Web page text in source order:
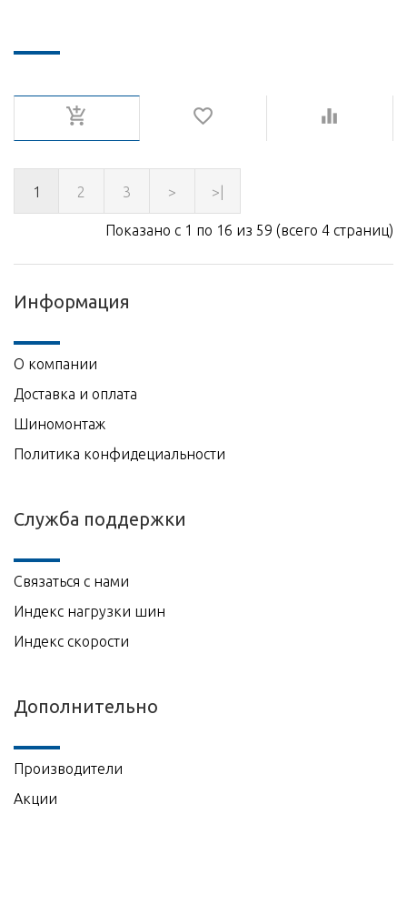
1 2 3 > >|
Показано с 1 по 16 из 59 (всего 4 страниц)
Информация
О компании
Доставка и оплата
Шиномонтаж
Политика конфидециальности
Служба поддержки
Связаться с нами
Индекс нагрузки шин
Индекс скорости
Дополнительно
Производители
Акции